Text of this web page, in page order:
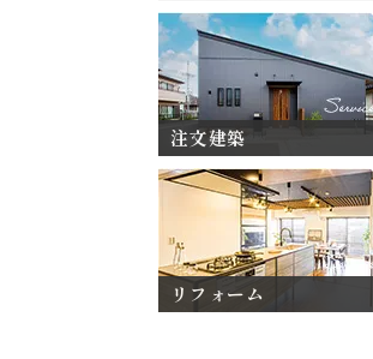
注文建築
リフォーム